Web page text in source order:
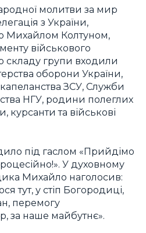
молитви за мир
з України,
Михайлом Колтуном,
військового
складу групи входили
оборони України,
ЗСУ, Служби
НГУ, родини полеглих
курсанти та військові
під гаслом «Прийдімо
У духовному
Михайло наголосив:
тут, у стіп Богородиці,
перемогу
за наше майбутнє».